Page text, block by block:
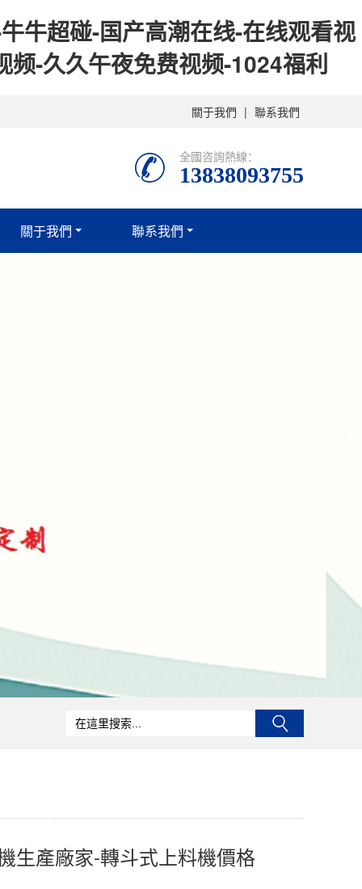
牛超碰-国产高潮在线-在线观看视
-久久午夜免费视频-1024福利
關于我們 | 聯系我們
全國咨詢熱線：
13838093755
關于我們 聯系我們
生產廠家-轉斗式上料機價格